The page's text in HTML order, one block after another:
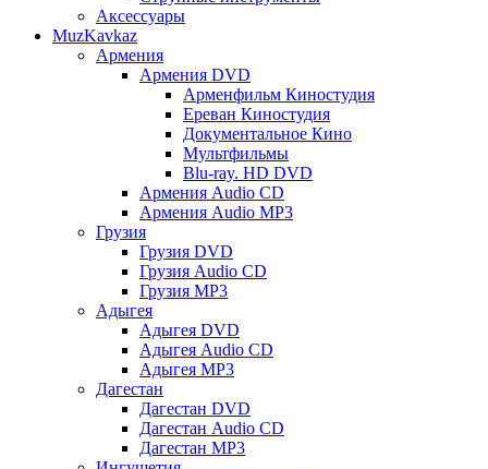
Аксессуары
MuzKavkaz
Армения
Армения DVD
Арменфильм Киностудия
Ереван Киностудия
Документальное Кино
Мультфильмы
Blu-ray. HD DVD
Армения Audio CD
Армения Audio MP3
Грузия
Грузия DVD
Грузия Audio CD
Грузия MP3
Адыгея
Адыгея DVD
Адыгея Audio CD
Адыгея MP3
Дагестан
Дагестан DVD
Дагестан Audio CD
Дагестан MP3